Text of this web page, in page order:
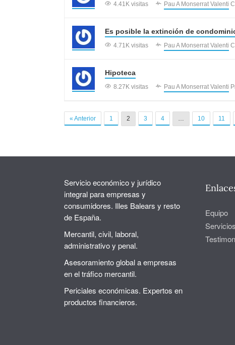
4.41K visitas Pau A Monserrat Valenti
Es posible la extinción de
4.71K visitas Pau A Monserrat Valenti
Hipoteca
8.27K visitas Pau A Monserrat Valenti
« Anterior 1 2 3 4 … 10 11
Servicio económico y jurídico
integral para empresas y
consumidores. Illes Balears y resto
de España.
Mercantil, civil, laboral,
administrativo y penal.
Asesoramiento global a empresas
en el tráfico mercantil.
Periciales económicas. Expertos en
productos financieros.
Equipo
Servicios